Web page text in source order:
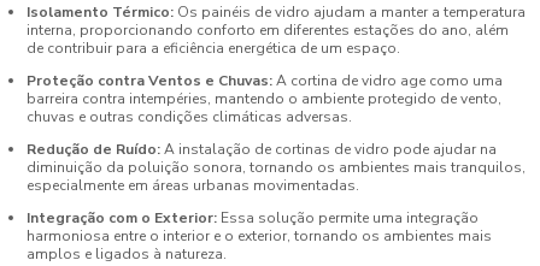
Isolamento Térmico: Os painéis de vidro ajudam a manter a temperatura
interna, proporcionando conforto em diferentes estações do ano, além
de contribuir para a eficiência energética de um espaço.
Proteção contra Ventos e Chuvas:A cortina de vidro age como uma
barreira contra intempéries, mantendo o ambiente protegido de vento,
chuvas e outras condições climáticas adversas.
Redução de Ruído:A instalação de cortinas de vidro pode ajudar na
diminuição da poluição sonora, tornando os ambientes mais tranquilos,
especialmente em áreas urbanas movimentadas.
Integração com o Exterior: Essa solução permite uma integração
harmoniosa entre o interior e o exterior, tornando os ambientes mais
amplos e ligados à natureza.